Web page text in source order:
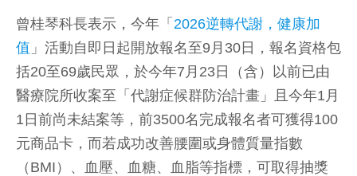
曾桂琴科長表示，今年「 2026逆轉代謝，健康加
值 」活動自即日起開放報名至9月30日，報名資格包
括20至69歲民眾，於今年7月23日（含）以前已由
醫療院所收案至「代謝症候群防治計畫」且今年1月
1日前尚未結案等，前3500名完成報名者可獲得100
元商品卡，而若成功改善腰圍或身體質量指數
（BMI）、血壓、血糖、血脂等指標，可取得抽獎